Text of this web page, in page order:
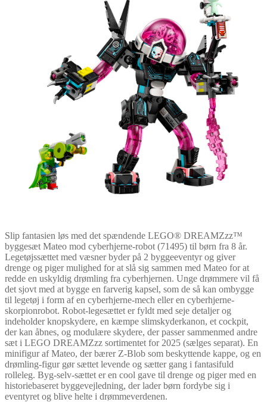
Slip fantasien løs med det spændende LEGO® DREAMZzz™
byggesæt Mateo mod cyberhjerne-robot (71495) til børn fra 8 år.
Legetøjssættet med væsner byder på 2 byggeeventyr og giver
drenge og piger mulighed for at slå sig sammen med Mateo for at
redde en uskyldig drømling fra cyberhjernen. Unge drømmere vil få
det sjovt med at bygge en farverig kapsel, som de så kan ombygge
til legetøj i form af en cyberhjerne-mech eller en cyberhjerne-
skorpionrobot. Robot-legesættet er fyldt med seje detaljer og
indeholder knopskydere, en kæmpe slimskyderkanon, et cockpit,
der kan åbnes, og modulære skydere, der passer sammenmed andre
sæt i LEGO DREAMZzz sortimentet for 2025 (sælges separat). En
minifigur af Mateo, der bærer Z-Blob som beskyttende kappe, og en
drømling-figur gør sættet levende og sætter gang i fantasifuld
rolleleg. Byg-selv-sættet er en cool gave til drenge og piger med en
historiebaseret byggevejledning, der lader børn fordybe sig i
eventyret og blive helte i drømmeverdenen.